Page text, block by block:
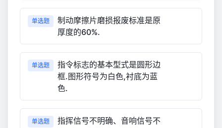
单选题
制动摩擦片磨损报废标准是原
厚度的60%.
单选题
指令标志的基本型式是圆形边
框.图形符号为白色,衬底为蓝
色.
单选题
指挥信号不明确、音响信号不